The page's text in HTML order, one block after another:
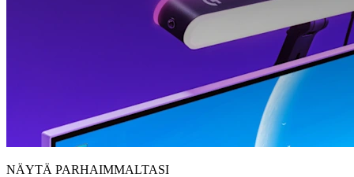
NÄYTÄ PARHAIMMALTASI